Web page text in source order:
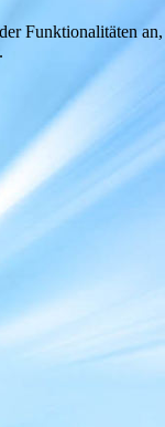
Funktionalitäten